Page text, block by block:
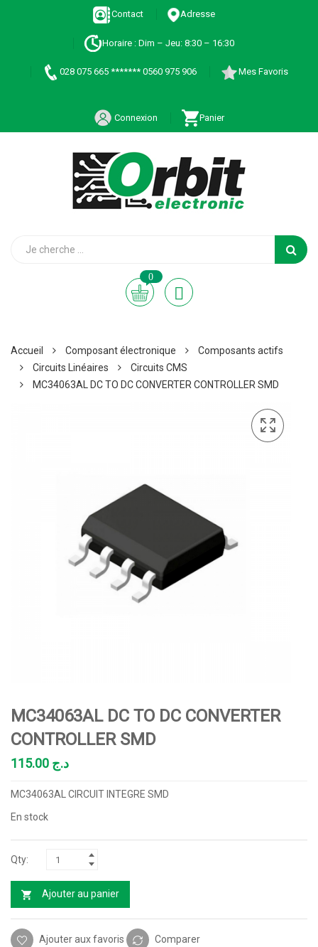
Contact Adresse
Horaire : Dim – Jeu: 8:30 – 16:30
028 075 665 ******* 0560 975 906 Mes Favoris
Connexion Panier
0
Accueil Composant électronique
Composants actifs
Circuits Linéaires
Circuits CMS
MC34063AL DC TO DC CONVERTER CONTROLLER SMD
MC34063AL DC TO DC CONVERTER
CONTROLLER SMD
د.ج
MC34063AL CIRCUIT INTEGRE SMD
En stock
Ajouter au panier
Ajouter aux favoris Comparer